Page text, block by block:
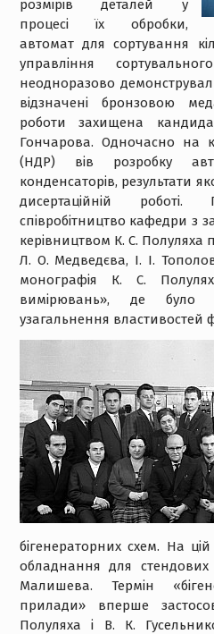
розмірів деталей у
процесі їх обробки,
автомат для сортування
управління
неодноразово
відзначені бронзовою
роботи захищена
Гончарова. Одночасно на
(НДР) вів розробку
конденсаторів, результати
дисертаційній роботі.
співробітництво кафедри з
керівництвом К. С. Полуляха
Л. О. Медведєва, І. І.
монографія К. С.
вимірювань», де було
узагальнення властивостей
бігенераторних схем. На
обладнання для
Малишева. Термін
прилади» вперше
Полуляха і В. К.